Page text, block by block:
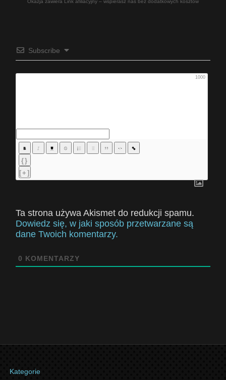
Okazja zawiera Link afiliacyjny – wspierasz nas bez dodatkowych kosztów
Subscribe
1000
{}
[+]
Ta strona używa Akismet do redukcji spamu.
Dowiedz się, w jaki sposób przetwarzane są
dane Twoich komentarzy.
0 KOMENTARZY
Kategorie